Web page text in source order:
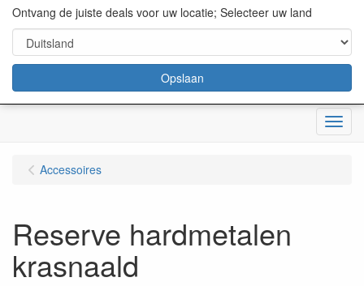
content="18/11/2025″/>
Menu
Accessoires
Reserve hardmetalen
krasnaald
Ontvang de juiste deals voor uw locatie; Selecteer uw land
Opslaan